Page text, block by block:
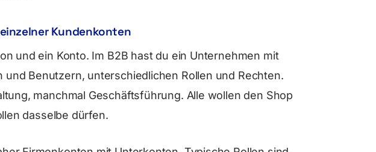
Kundenkonten
und ein Konto. Im B2B hast du ein Unternehmen mit
Benutzern, unterschiedlichen Rollen und Rechten.
manchmal Geschäftsführung. Alle wollen den Shop
dasselbe dürfen.